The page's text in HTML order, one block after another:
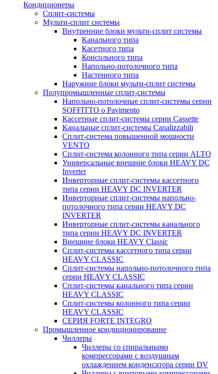
Кондиционеры
Сплит-системы
Мульти-сплит системы
Внутренние блоки мульти-сплит системы
Канального типа
Касетного типа
Консольного типа
Напольно-потолочного типа
Настенного типа
Наружние блоки мульти-сплит системы
Полупромышленные сплит-системы
Напольно-потолочные сплит-системы серии
SOFFITTO o Pavimento
Кассетные сплит-системы серии Cassette
Канальные сплит-системы Canalizzabili
Сплит-система повышенной мощности
VENTO
Сплит-система колонного типа серии ALTO
Универсальные внешние блоки HEAVY DC
Inverter
Инверторные сплит-системы кассетного
типа серии HEAVY DC INVERTER
Инверторные сплит-системы напольно-
потолочного типа серии HEAVY DC
INVERTER
Инверторные сплит-системы канального
типа серии HEAVY DC INVERTER
Внешние блоки HEAVY Classic
Сплит-системы кассетного типа серии
HEAVY CLASSIC
Сплит-системы напольно-потолочного типа
серии HEAVY CLASSIC
Сплит-системы канального типа серии
HEAVY CLASSIC
Сплит-системы колонного типа серии
HEAVY CLASSIC
СЕРИЯ FORTE INTEGRO
Промышленное кондиционирование
Чиллеры
Чиллеры со спиральными
компрессорами с воздушным
охлаждением конденсатора серии DV